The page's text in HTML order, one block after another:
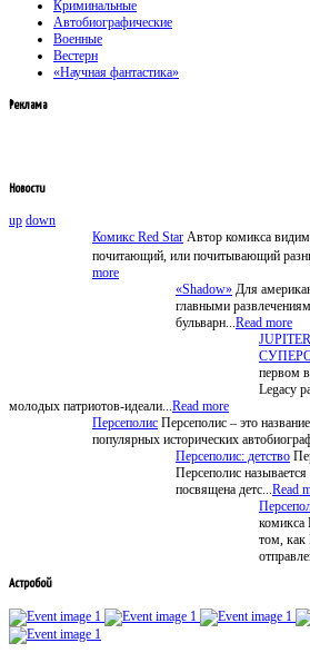
Криминальные
Автобиографические
Военные
Вестерн
«Научная фантастика»
Реклама
Новости
up down
Комикс Red Star Автор комикса
почитающий, или почитывающий
more
«Shadow» Для
главными
бульварн...Read more
первом
Legacy
молодых патриотов-идеали...Read more
Персеполис Персеполис – это
популярных исторических
Персеполис: детство
Персеполис
посвящена детс...Read
комикса
том,
Астробой